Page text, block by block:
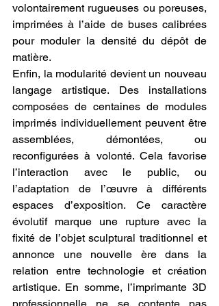
volontairement rugueuses ou poreuses,
imprimées à l’aide de buses calibrées
pour moduler la densité du dépôt de
matière.
Enfin, la modularité devient un nouveau
langage artistique. Des installations
composées de centaines de modules
imprimés individuellement peuvent être
assemblées, démontées, ou
reconfigurées à volonté. Cela favorise
l’interaction avec le public, ou
l’adaptation de l’œuvre à différents
espaces d’exposition. Ce caractère
évolutif marque une rupture avec la
fixité de l’objet sculptural traditionnel et
annonce une nouvelle ère dans la
relation entre technologie et création
artistique. En somme, l’imprimante 3D